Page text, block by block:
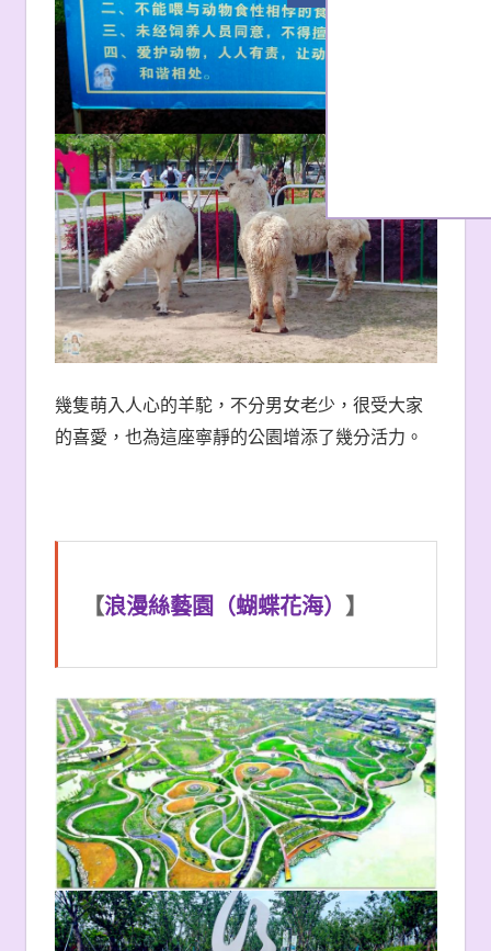
幾隻萌入人心的羊駝，不分男女老少，很受大家
的喜愛，也為這座寧靜的公園增添了幾分活力。
【浪漫絲藝園（蝴蝶花海） 】